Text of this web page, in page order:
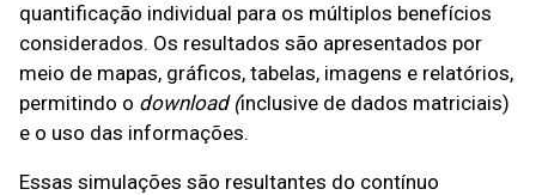
quantificação individual para os múltiplos benefícios
considerados. Os resultados são apresentados por
meio de mapas, gráficos, tabelas, imagens e relatórios,
permitindo o download (inclusive de dados matriciais)
e o uso das informações.
Essas simulações são resultantes do contínuo